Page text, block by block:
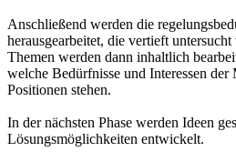
Anschließend werden die
herausgearbeitet, die vertieft
Themen werden dann inhaltlich
welche Bedürfnisse und Interessen
Positionen stehen.
In der nächsten Phase werden Ideen
Lösungsmöglichkeiten entwickelt.